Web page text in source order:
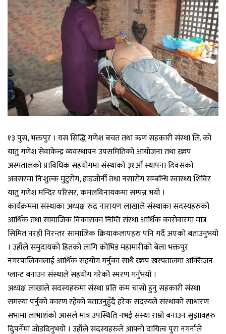
१३ पुस, भक्तपुर । यस सिद्धि गणेश बचत तथा ऋण सहकारी संस्था लि. को
यातु गणेश सेवाकेन्द्र व्यवस्थापन उपसमितिको आयोजना तथा ख्वप
अस्पतालको प्राविधिक सहयोगमा संस्थाको ३१औं स्थापना दिवसको
अवसरमा निःशुल्क मुटुरोग, हाडजोर्नी तथा नसारोग सम्बन्धि स्वास्थ्य शिविर
यातु गणेश मन्दिर परिसर, कमलविनायकमा सम्पन्न भयो ।
कार्यक्रममा संस्थाका अध्यक्ष रुद्र नारायण लाखाले संस्थाका सदस्यहरुको
आर्थिक तथा सामाजिक विकासका निम्ति संस्था आर्थिक कारोवारमा मात्र
सिमित नरही निरन्तर सामाजिक क्रियाकलापहरु पनि गर्दै अएको बताउनुभयो
। उहाँले समुदायको हितको लागि कोभिड महामारीको बेला भक्तपुर
नगरपालिकालाई आर्थिक सहयोग गर्नुका साथै ख्वप खस्पतालमा अक्सिजन
प्लान्ट बनाउन संस्थाले सहयोग गरेकोे स्मरण गर्नुभयो ।
अध्यक्ष लाखाले सदस्यहरुमा संस्था प्रति कम चासो हुनु सहकारी संस्था
समस्या पर्नुको कारण रहेको बताउनुहुँदै हरेक सदस्यले संस्थाको साधारण
सभामा लाभाशंको आसले मात्र उपस्थिति नभई संस्था राम्रो बनाउन सुझावहरु
दिुपर्नेमा जोडदिनुभयो । उहाँले सदस्यहरुले आफ्नो दायित्व पुरा नगर्नाले